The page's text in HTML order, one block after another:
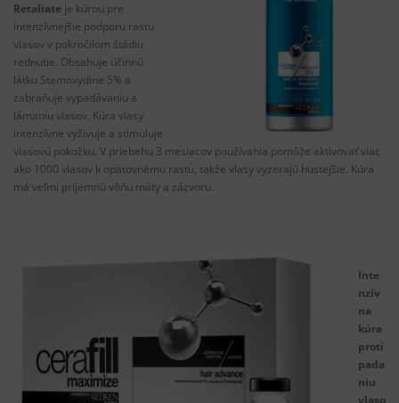
Retaliate je kúrou pre
intenzívnejšie podporu rastu
vlasov v pokročilom štádiu
rednutie. Obsahuje účinnú
látku Stemoxydine 5% a
zabraňuje vypadávaniu a
lámaniu vlasov. Kúra vlasy
intenzívne vyživuje a stimuluje
vlasovú pokožku. V priebehu 3 mesiacov používania pomôže aktivovať viac
ako 1000 vlasov k opätovnému rastu, takže vlasy vyzerajú hustejšie. Kúra
má veľmi príjemnú vôňu mäty a zázvoru.
Inte
nzív
na
kúra
proti
pada
niu